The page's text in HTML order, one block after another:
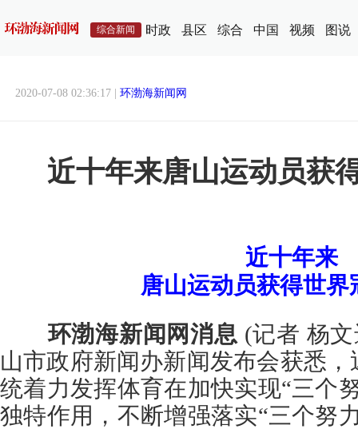
综合新闻 时政 县区 综合 中国 视频 图说
2020-07-08 02:36:17 | 环渤海新闻网
近十年来唐山运动员获
近十年来
唐山运动员获得世界
环渤海新闻网消息 (记者 杨
山市政府新闻办新闻发布会获悉
统着力发挥体育在加快实现“三个
独特作用，不断增强落实“三个努